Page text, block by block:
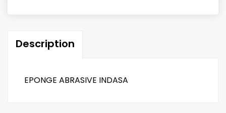
Description
EPONGE ABRASIVE INDASA